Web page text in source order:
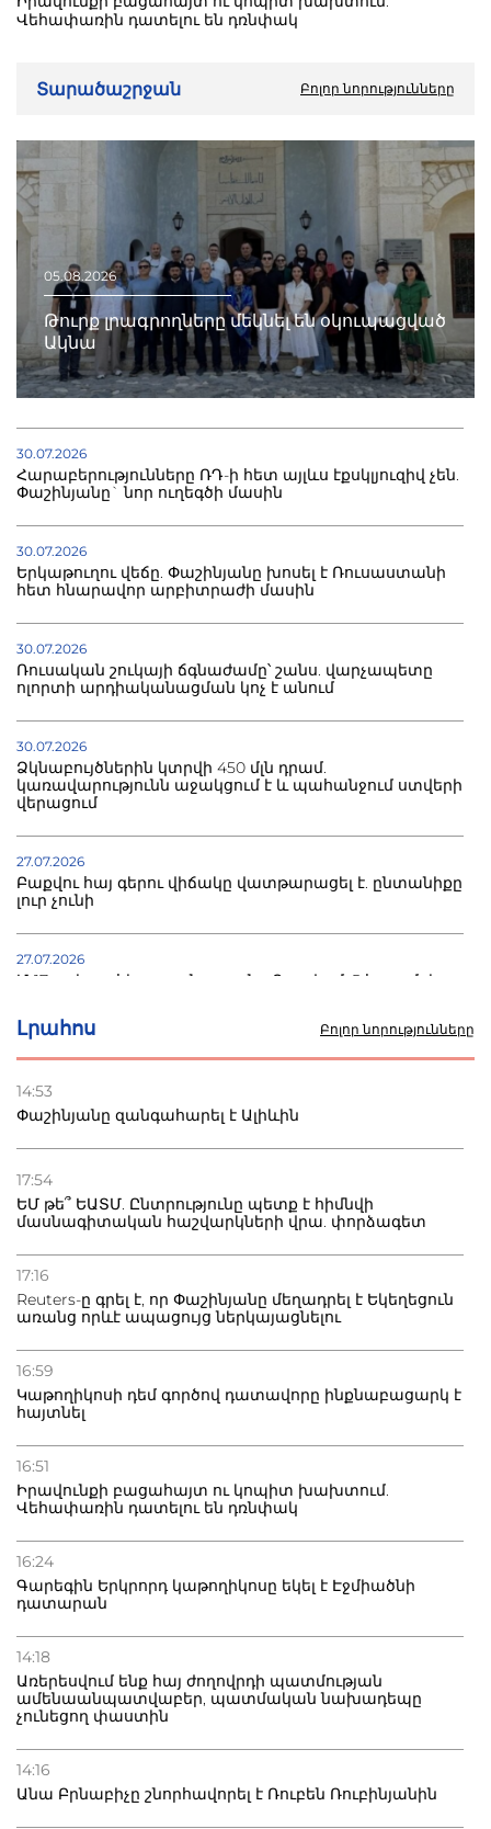
Լրահոս Բոլոր նորությունները
14:53
Փաշինյանը զանգահարել է Ալիևին
17:54
ԵՄ թե՞ ԵԱՏՄ. Ընտրությունը պետք է հիմնվի
մասնագիտական հաշվարկների վրա. փորձագետ
17:16
Reuters-ը գրել է, որ Փաշինյանը մեղադրել է Եկեղեցուն
առանց որևէ ապացույց ներկայացնելու
16:59
Կաթողիկոսի դեմ գործով դատավորը ինքնաբացարկ է
հայտնել
16:51
Իրավունքի բացահայտ ու կոպիտ խախտում.
Վեհափառին դատելու են դռնփակ
16:24
Գարեգին Երկրորդ կաթողիկոսը եկել է Էջմիածնի
դատարան
14:18
Առերեսվում ենք հայ ժողովրդի պատմության
ամենաանպատվաբեր, պատմական նախադեպը
չունեցող փաստին
14:16
Անա Բրնաբիչը շնորհավորել է Ռուբեն Ռուբինյանին
Վեհափառին դատելու են դռնփակ
Տարածաշրջան Բոլոր նորությունները
05.08.2026
Թուրք լրագրողները մեկնել են օկուպացված
Ակնա
30.07.2026
Հարաբերությունները ՌԴ-ի հետ այլևս էքսկլյուզիվ չեն.
Փաշինյանը` նոր ուղեգծի մասին
30.07.2026
Երկաթուղու վեճը. Փաշինյանը խոսել է Ռուսաստանի
հետ հնարավոր արբիտրաժի մասին
30.07.2026
Ռուսական շուկայի ճգնաժամը՝ շանս. վարչապետը
ոլորտի արդիականացման կոչ է անում
30.07.2026
Ձկնաբույծներին կտրվի 450 մլն դրամ.
կառավարությունն աջակցում է և պահանջում ստվերի
վերացում
27.07.2026
Բաքվու հայ գերու վիճակը վատթարացել է. ընտանիքը
լուր չունի
27.07.2026
Մ-17 աշխարհի առաջնությունը Բաքվում. 5 հայ ըմբիշ
22.07.2026
տուժածներ կան
21.07.2026
Դատվածություն ունեցող միգրանտներին կարգելվի
բնակվել Ռուսաստանում
20.07.2026
Բաքվի բանտից գեներալ Մանուկյանը դիմել է
Փաշինյանին